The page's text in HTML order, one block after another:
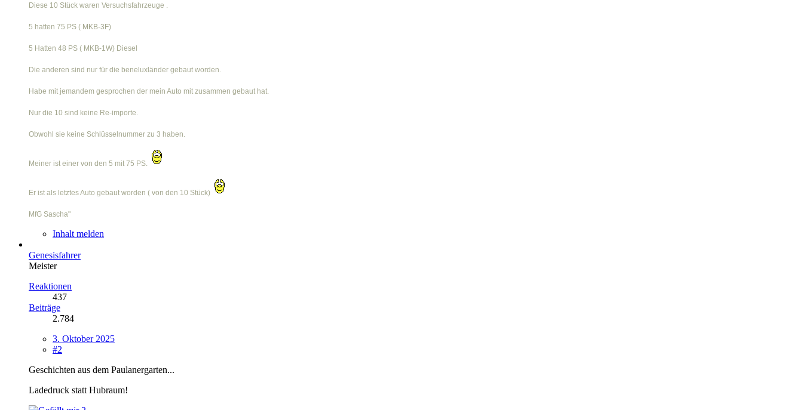
Diese 10 Stück waren Versuchsfahrzeuge .
5 hatten 75 PS ( MKB-3F)
5 Hatten 48 PS ( MKB-1W) Diesel
Die anderen sind nur für die beneluxländer gebaut worden.
Habe mit jemandem gesprochen der mein Auto mit zusammen gebaut hat.
Nur die 10 sind keine Re-importe.
Obwohl sie keine Schlüsselnummer zu 3 haben.
Meiner ist einer von den 5 mit 75 PS.
Er ist als letztes Auto gebaut worden ( von den 10 Stück)
MfG Sascha"
Inhalt melden
Genesisfahrer
Meister
Reaktionen
437
Beiträge
2.784
3. Oktober 2025
#2
Geschichten aus dem Paulanergarten...
Ladedruck statt Hubraum!